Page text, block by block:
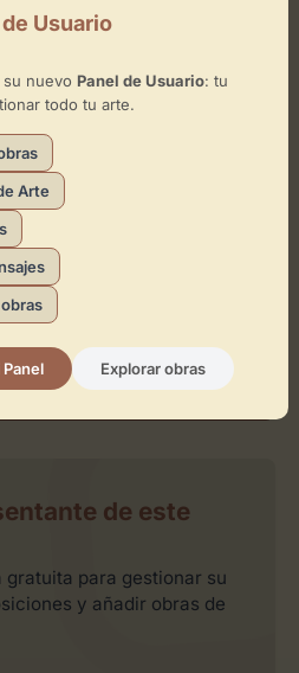
con un beso
para interactuar
Mapa
de este
gratuita para gestionar su
y añadir obras de
Usuario
nuevo Panel de Usuario: tu
todo tu arte.
Arte
Explorar obras